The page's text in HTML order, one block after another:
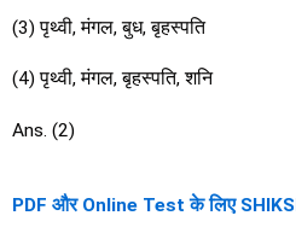
(3) पृथ्वी, मंगल, बुध, बृहस्पति
(4) पृथ्वी, मंगल, बृहस्पति, शनि
Ans. (2)
PDF और Online Test के लिए